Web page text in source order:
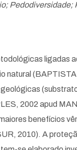
Pedodiversidade;
ligadas
natural
2002 apud
benefícios
2010). A